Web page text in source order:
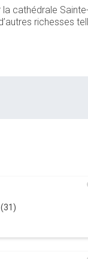
cathédrale
richesses